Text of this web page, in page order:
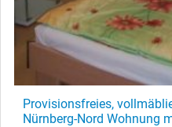
Provisionsfreies,
Nürnberg-Nord Wohnung